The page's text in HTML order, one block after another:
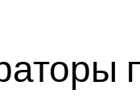
Быстрота
был
Процесс был